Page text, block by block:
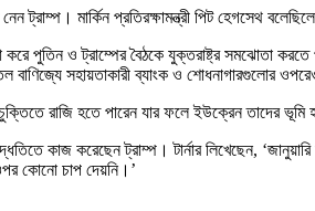
নেন ট্রাম্প। মার্কিন প্রতিরক্ষামন্ত্রী পিট হেগসেথ
করে পুতিন ও ট্রাম্পের বৈঠকে যুক্তরাষ্ট্র সমঝোতা
বাণিজ্যে সহায়তাকারী ব্যাংক ও শোধনাগারগুলোর
রাজি হতে পারেন যার ফলে ইউক্রেন তাদের ভূমি
কাজ করেছেন ট্রাম্প। টার্নার লিখেছেন,
কোনো চাপ দেয়নি।’